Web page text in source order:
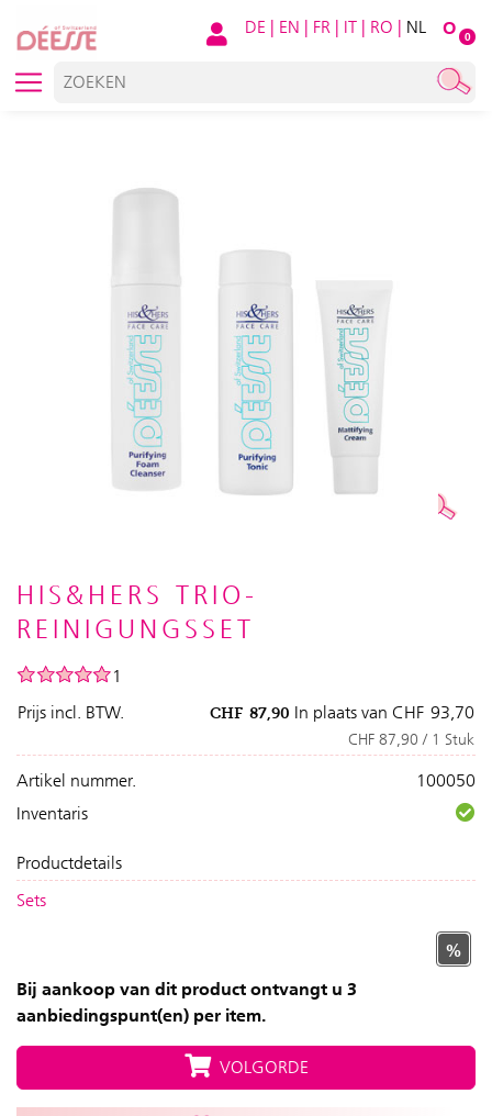
O 0
DE | EN | FR | IT | RO | NL
HIS&HERS TRIO-
REINIGUNGSSET
1
Prijs incl. BTW.
CHF 87,90 In plaats van CHF 93,70
CHF 87,90 / 1 Stuk
Artikel nummer.
100050
Inventaris
Productdetails
Sets
%
Bij aankoop van dit product ontvangt u 3
aanbiedingspunt(en) per item.
VOLGORDE